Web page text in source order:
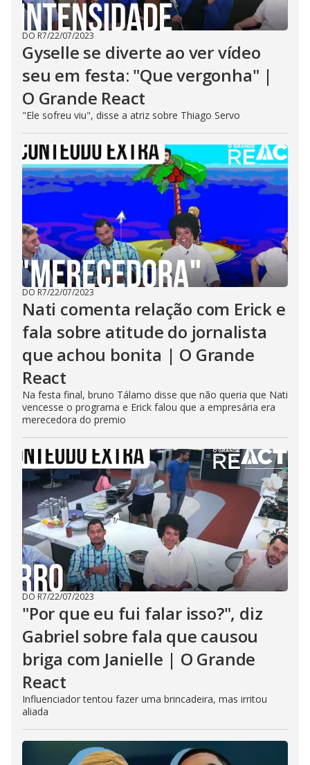
DO R7/22/07/2023
Gyselle se diverte ao ver vídeo
seu em festa: "Que vergonha" |
O Grande React
"Ele sofreu viu", disse a atriz sobre Thiago Servo
DO R7/22/07/2023
Nati comenta relação com Erick e
fala sobre atitude do jornalista
que achou bonita | O Grande
React
Na festa final, bruno Tálamo disse que não queria que Nati
vencesse o programa e Erick falou que a empresária era
merecedora do premio
DO R7/22/07/2023
"Por que eu fui falar isso?", diz
Gabriel sobre fala que causou
briga com Janielle | O Grande
React
Influenciador tentou fazer uma brincadeira, mas irritou
aliada